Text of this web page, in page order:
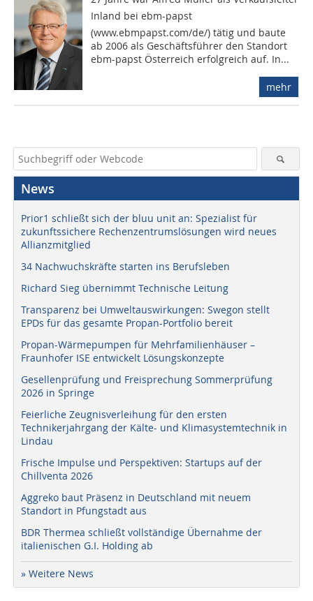
Inland bei ebm-papst
(www.ebmpapst.com/de/) tätig und baute
ab 2006 als Geschäftsführer den Standort
ebm-papst Österreich erfolgreich auf. In...
mehr
News
Prior1 schließt sich der bluu unit an: Spezialist für
zukunftssichere Rechenzentrumslösungen wird neues
Allianzmitglied
34 Nachwuchskräfte starten ins Berufsleben
Richard Sieg übernimmt Technische Leitung
Transparenz bei Umweltauswirkungen: Swegon stellt
EPDs für das gesamte Propan-Portfolio bereit
Propan-Wärmepumpen für Mehrfamilienhäuser –
Fraunhofer ISE entwickelt Lösungskonzepte
Gesellenprüfung und Freisprechung Sommerprüfung
2026 in Springe
Feierliche Zeugnisverleihung für den ersten
Technikerjahrgang der Kälte- und Klimasystemtechnik in
Lindau
Frische Impulse und Perspektiven: Startups auf der
Chillventa 2026
Aggreko baut Präsenz in Deutschland mit neuem
Standort in Pfungstadt aus
BDR Thermea schließt vollständige Übernahme der
italienischen G.I. Holding ab
» Weitere News